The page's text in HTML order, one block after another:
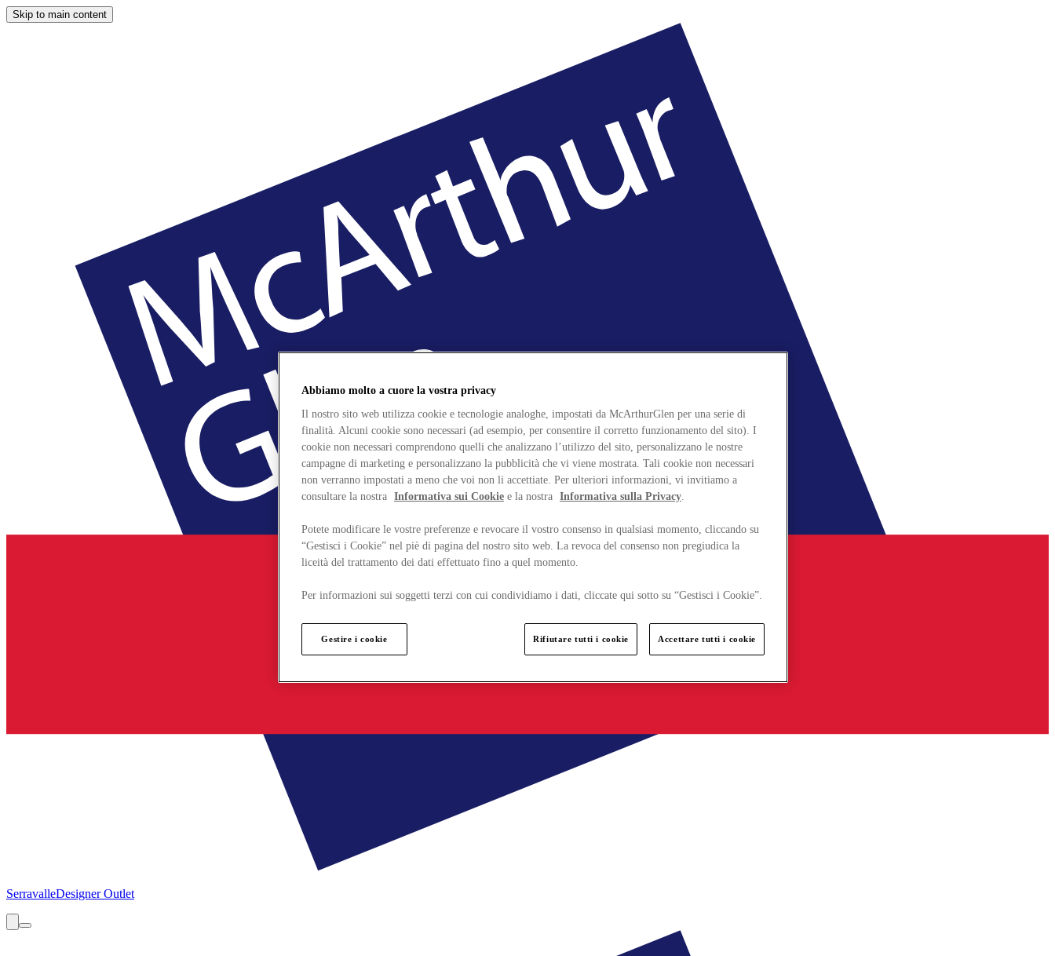
Skip to main content
SerravalleDesigner Outlet
Abbiamo molto a cuore la vostra privacy
Il nostro sito web utilizza cookie e tecnologie analoghe, impostati da McArthurGlen per una serie di
finalità. Alcuni cookie sono necessari (ad esempio, per consentire il corretto funzionamento del sito). I
cookie non necessari comprendono quelli che analizzano l’utilizzo del sito, personalizzano le nostre
campagne di marketing e personalizzano la pubblicità che vi viene mostrata. Tali cookie non necessari
non verranno impostati a meno che voi non li accettiate. Per ulteriori informazioni, vi invitiamo a
consultare la nostra Informativa sui Cookie e la nostra Informativa sulla Privacy.
Potete modificare le vostre preferenze e revocare il vostro consenso in qualsiasi momento, cliccando su
“Gestisci i Cookie” nel piè di pagina del nostro sito web. La revoca del consenso non pregiudica la
liceità del trattamento dei dati effettuato fino a quel momento.
Per informazioni sui soggetti terzi con cui condividiamo i dati, cliccate qui sotto su “Gestisci i Cookie”.
Gestire i cookie Rifiutare tutti i cookie Accettare tutti i cookie